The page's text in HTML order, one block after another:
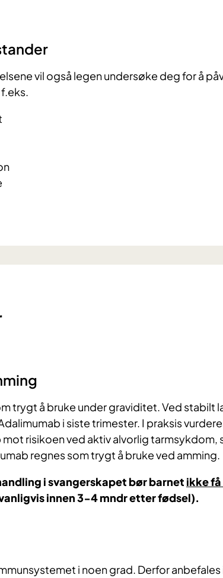
vil også legen undersøke deg for å
trygt å bruke under graviditet. Ved stabilt
i siste trimester. I praksis
risikoen ved aktiv alvorlig tarmsykdom,
regnes som trygt å bruke ved amming.
i svangerskapet bør barnet ikke
innen 3-4 mndr etter fødsel).
i noen grad. Derfor